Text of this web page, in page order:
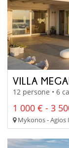
VILLA
12 persone • 6
1 000 € - 3
Mykonos - Agios